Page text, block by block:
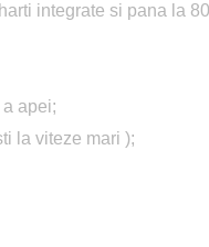
integrate si pana la
apei;
la viteze mari );